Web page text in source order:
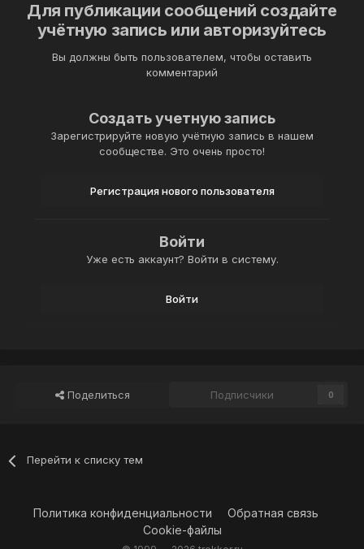
Для публикации сообщений создайте
учётную запись или авторизуйтесь
Вы должны быть пользователем, чтобы оставить
комментарий
Создать учетную запись
Зарегистрируйте новую учётную запись в нашем
сообществе. Это очень просто!
Регистрация нового пользователя
Войти
Уже есть аккаунт? Войти в систему.
Войти
Поделиться Подписчики 0
Перейти к списку тем
Политика конфиденциальности
Обратная связь
Cookie-файлы